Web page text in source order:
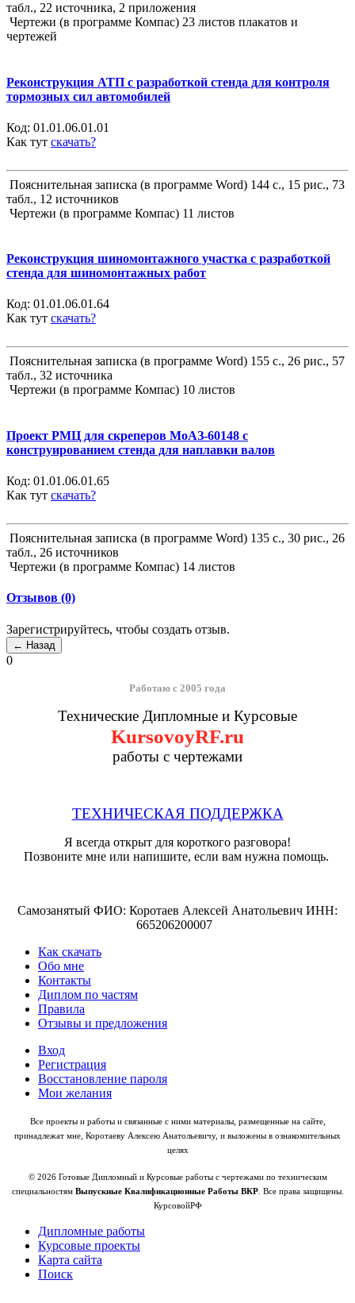
табл., 22 источника, 2 приложения
Чертежи (в программе Компас) 23 листов плакатов и
чертежей
Реконструкция АТП с разработкой стенда для контроля
тормозных сил автомобилей
Код: 01.01.06.01.01
Как тут скачать?
Пояснительная записка (в программе Word) 144 с., 15 рис., 73
табл., 12 источников
Чертежи (в программе Компас) 11 листов
Реконструкция шиномонтажного участка с разработкой
стенда для шиномонтажных работ
Код: 01.01.06.01.64
Как тут скачать?
Пояснительная записка (в программе Word) 155 с., 26 рис., 57
табл., 32 источника
Чертежи (в программе Компас) 10 листов
Проект РМЦ для скреперов МоАЗ-60148 с
конструированием стенда для наплавки валов
Код: 01.01.06.01.65
Как тут скачать?
Пояснительная записка (в программе Word) 135 с., 30 рис., 26
табл., 26 источников
Чертежи (в программе Компас) 14 листов
Отзывов (0)
Зарегистрируйтесь, чтобы создать отзыв.
0
Работаю с 2005 года
Технические Дипломные и Курсовые
KursovoyRF.ru
работы с чертежами
ТЕХНИЧЕСКАЯ ПОДДЕРЖКА
Я всегда открыт для короткого разговора!
Позвоните мне или напишите, если вам нужна помощь.
Самозанятый ФИО: Коротаев Алексей Анатольевич ИНН:
665206200007
Как скачать
Обо мне
Контакты
Диплом по частям
Правила
Отзывы и предложения
Вход
Регистрация
Восстановление пароля
Мои желания
Все проекты и работы и связанные с ними материалы, размещенные на сайте,
принадлежат мне, Коротаеву Алексею Анатольевичу, и выложены в ознакомительных
целях
© 2026 Готовые Дипломный и Курсовые работы с чертежами по техническим
специальностям Выпускные Квалификационные Работы ВКР. Все права защищены.
КурсовойРФ
Дипломные работы
Курсовые проекты
Карта сайта
Поиск